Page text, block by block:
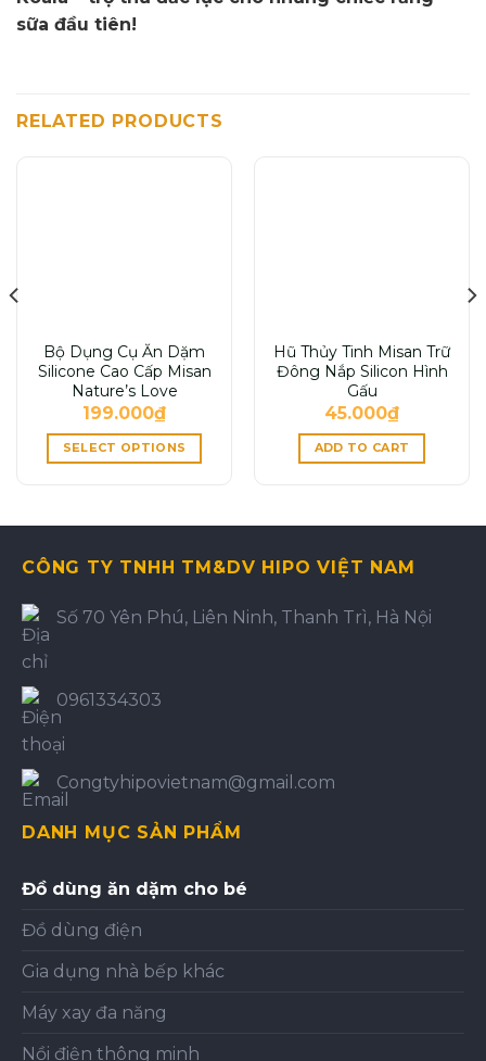
sữa đầu tiên!
RELATED PRODUCTS
Bộ Dụng Cụ Ăn Dặm
Silicone Cao Cấp Misan
Nature’s Love
199.000₫
SELECT OPTIONS
Hũ Thủy Tinh Misan Trữ
Đông Nắp Silicon Hình
Gấu
45.000₫
ADD TO CART
CÔNG TY TNHH TM&DV HIPO VIỆT NAM
Số 70 Yên Phú, Liên Ninh, Thanh Trì, Hà Nội
0961334303
Congtyhipovietnam@gmail.com
DANH MỤC SẢN PHẨM
Đồ dùng ăn dặm cho bé
Đồ dùng điện
Gia dụng nhà bếp khác
Máy xay đa năng
Nồi điện thông minh